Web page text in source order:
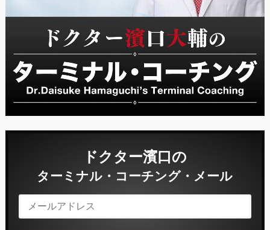
ドクター濱口の
ターミナル・コーチング・メール